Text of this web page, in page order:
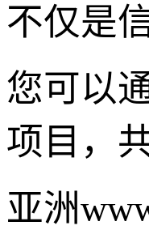
不仅是
您可以
项目，
亚洲